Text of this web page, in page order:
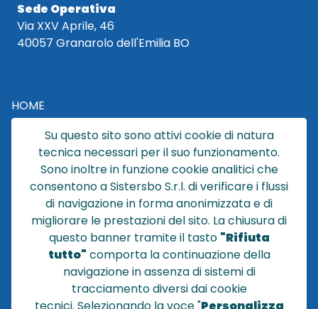
Sede Operativa
Via XXV Aprile, 46
40057 Granarolo dell'Emilia BO
HOME
CATALOGO
CHI SIAMO
NEWS
CONTATTACI
CONDIZIONI DI VENDITA
POLICY PRIVACY
NOTE LEGALI
Su questo sito sono attivi cookie di natura
tecnica necessari per il suo funzionamento.
Sono inoltre in funzione cookie analitici che
consentono a Sistersbo S.r.l. di verificare i flussi
di navigazione in forma anonimizzata e di
migliorare le prestazioni del sito. La chiusura di
questo banner tramite il tasto "Rifiuta
tutto" comporta la continuazione della
navigazione in assenza di sistemi di
tracciamento diversi dai cookie